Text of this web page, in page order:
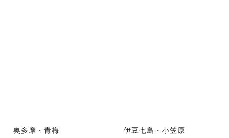
奥多摩・青梅 伊豆七島・小笠原